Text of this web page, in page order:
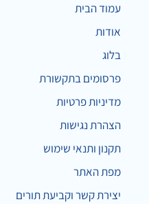
עמוד הבית
אודות
בלוג
פרסומים בתקשורת
מדיניות פרטיות
הצהרת נגישות
תקנון ותנאי שימוש
מפת האתר
יצירת קשר וקביעת תורים